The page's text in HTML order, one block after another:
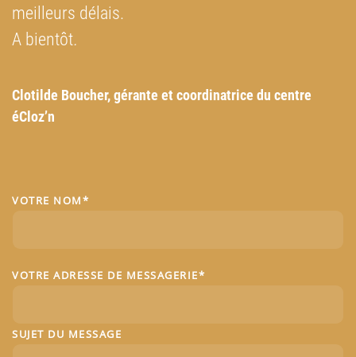
meilleurs délais.
A bientôt.
Clotilde Boucher, gérante et coordinatrice du centre
éCloz’n
VOTRE NOM*
VOTRE ADRESSE DE MESSAGERIE*
SUJET DU MESSAGE